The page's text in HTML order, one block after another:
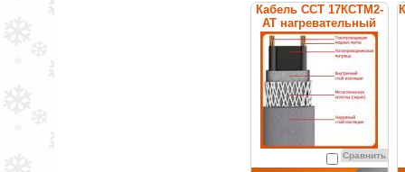
Кабель ССТ 17КСТМ2-
АТ нагревательный
саморегулирующийся
Сравнить